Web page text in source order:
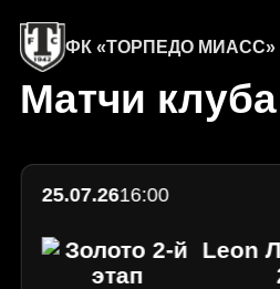
ФК «ТОРПЕДО МИАСС»
сайт
ФК
«Торпедо»
Матчи клуба
25.07.2616:00
Leon